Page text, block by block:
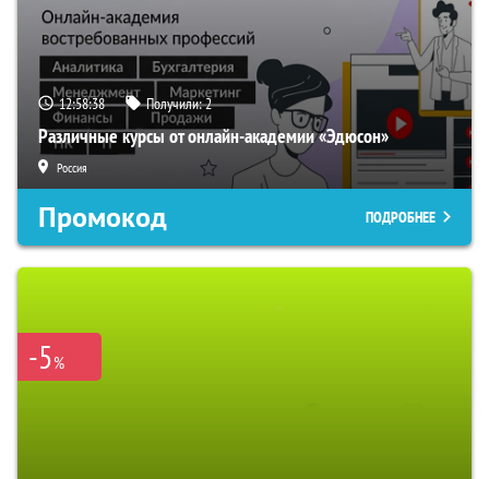
12:58:37 Получили:2
Различные курсы от онлайн-академии «Эдюсон»
Россия
Промокод ПОДРОБНЕЕ
-5%